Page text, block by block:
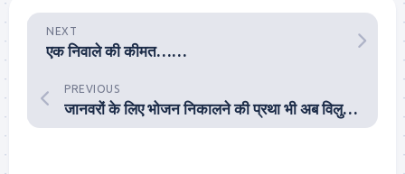
NEXT
एक निवाले की कीमत……
PREVIOUS
जानवरों के लिए भोजन निकालने की प्रथा भी अब विलुप्ति की कगार पर